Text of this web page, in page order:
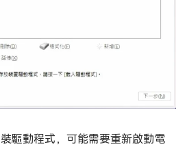
驅動程式，可能需要重新啟動電